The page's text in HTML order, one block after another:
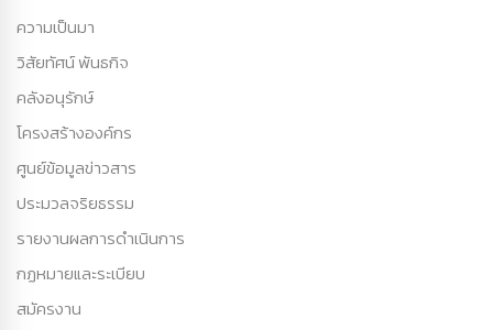
ความเป็นมา
วิสัยทัศน์ พันธกิจ
คลังอนุรักษ์
โครงสร้างองค์กร
ศูนย์ข้อมูลข่าวสาร
ประมวลจริยธรรม
รายงานผลการดำเนินการ
กฏหมายและระเบียบ
สมัครงาน